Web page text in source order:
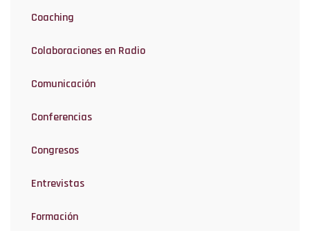
Coaching
Colaboraciones en Radio
Comunicación
Conferencias
Congresos
Entrevistas
Formación